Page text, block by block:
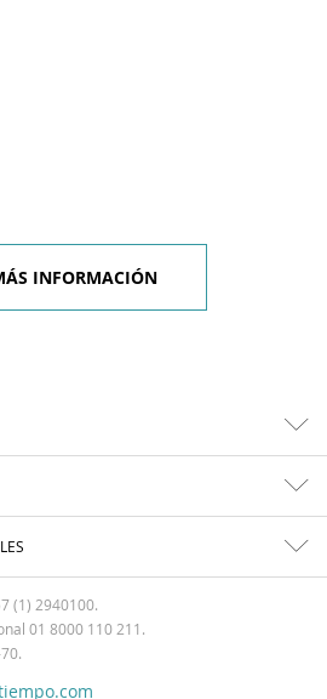
INFORMACIÓN
(1) 2940100.
01 8000 110 211.